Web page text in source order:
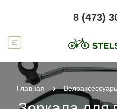
8 (473)
Главная